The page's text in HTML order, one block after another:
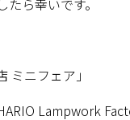
ミニフェア」
Lampwork